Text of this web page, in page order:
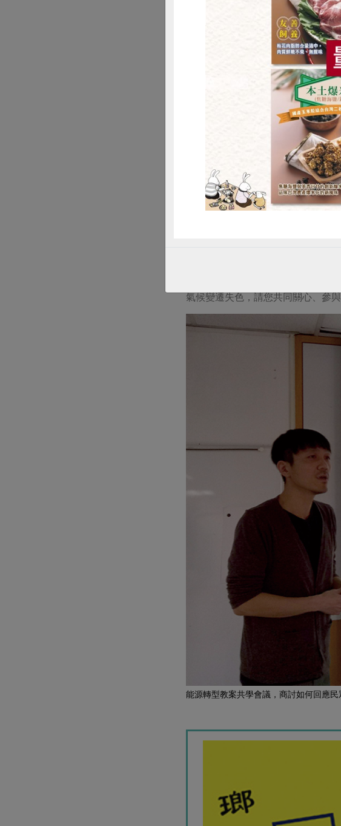
從節電到發電，你
身為合作社的社員，不能置身能源
灣再生能源推動聯盟的臉書粉絲專
另外，也可上縣市政府網站查詢相
更換省電燈具、改用變頻冷氣
減少待機電力，將不用的家電
節省很多電力。
甚至，若您想參與發電，則有3種方
公民電廠：加入綠電合作社或向
小額投資太陽能板：綠能出資平
政府全民綠屋頂計畫：出租自家
回應IPCC (聯合國政府間氣候變化
氣候變遷失色，請您共同關心、參
能源轉型教案共學會議，商討如何回應
惜食 RPET